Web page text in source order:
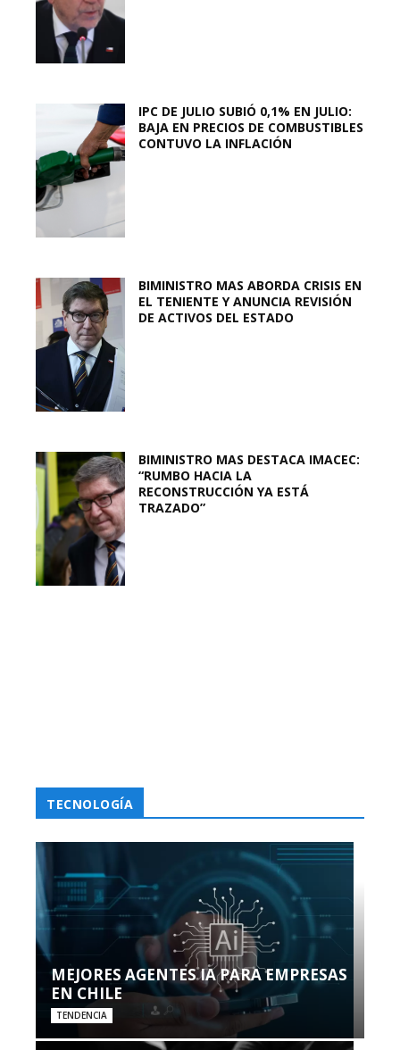
IPC DE JULIO SUBIÓ 0,1% EN JULIO:
BAJA EN PRECIOS DE COMBUSTIBLES
CONTUVO LA INFLACIÓN
BIMINISTRO MAS ABORDA CRISIS EN
EL TENIENTE Y ANUNCIA REVISIÓN
DE ACTIVOS DEL ESTADO
BIMINISTRO MAS DESTACA IMACEC:
“RUMBO HACIA LA
RECONSTRUCCIÓN YA ESTÁ
TRAZADO”
TECNOLOGÍA
MEJORES AGENTES IA PARA EMPRESAS
EN CHILE
TENDENCIA